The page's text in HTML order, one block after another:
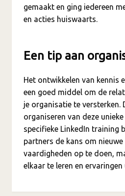
gemaakt en ging iedereen
en acties huiswaarts.
Een tip aan
Het ontwikkelen van kennis
een goed middel om de
je organisatie te versterken.
organiseren van deze
specifieke LinkedIn training
partners de kans om nieuwe
vaardigheden op te doen,
elkaar te leren en